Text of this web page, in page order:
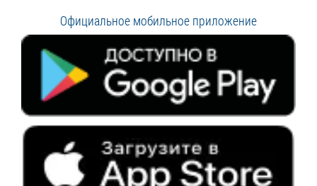
Официальное мобильное приложение